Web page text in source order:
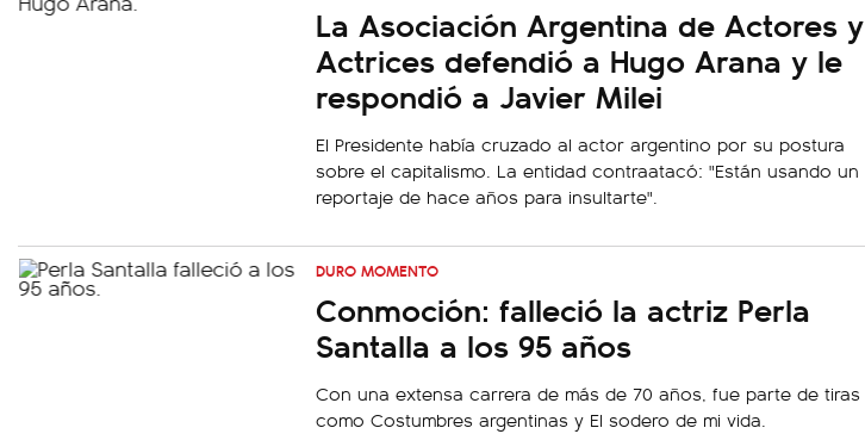
La Asociación Argentina de Actores y
Actrices defendió a Hugo Arana y le
respondió a Javier Milei
El Presidente había cruzado al actor argentino por su postura
sobre el capitalismo. La entidad contraatacó: "Están usando un
reportaje de hace años para insultarte".
DURO MOMENTO
Conmoción: falleció la actriz Perla
Santalla a los 95 años
Con una extensa carrera de más de 70 años, fue parte de tiras
como Costumbres argentinas y El sodero de mi vida.